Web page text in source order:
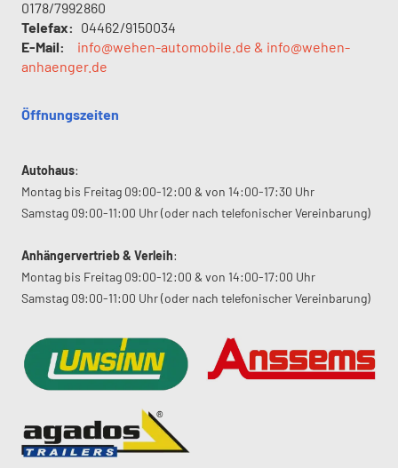
0178/7992860
Telefax: 04462/9150034
E-Mail:
info@wehen-automobile.de & info@wehen-
anhaenger.de
Öffnungszeiten
Autohaus:
Montag bis Freitag 09:00-12:00 & von 14:00-17:30 Uhr
Samstag 09:00-11:00 Uhr (oder nach telefonischer Vereinbarung)
Anhängervertrieb & Verleih:
Montag bis Freitag 09:00-12:00 & von 14:00-17:00 Uhr
Samstag 09:00-11:00 Uhr (oder nach telefonischer Vereinbarung)